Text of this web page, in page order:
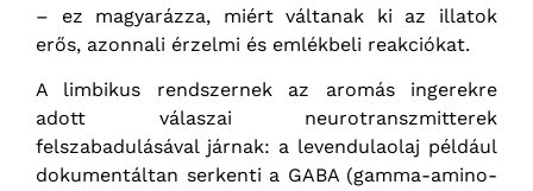
– ez magyarázza, miért váltanak ki az illatok
erős, azonnali érzelmi és emlékbeli reakciókat.
A limbikus rendszernek az aromás ingerekre
adott válaszai neurotranszmitterek
felszabadulásával járnak: a levendulaolaj például
dokumentáltan serkenti a GABA (gamma-amino-